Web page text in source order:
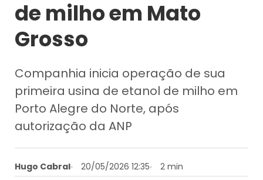
de milho em Mato
Grosso
Companhia inicia operação de sua
primeira usina de etanol de milho em
Porto Alegre do Norte, após
autorização da ANP
Hugo Cabral 20/05/2026 12:35
2 min